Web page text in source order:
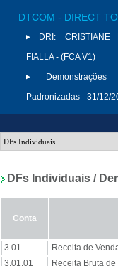
DTCOM - DIRECT
DRI:
CRISTIANE
FIALLA - (FCA V1)
Demonstrações
Padronizadas - 31/12/